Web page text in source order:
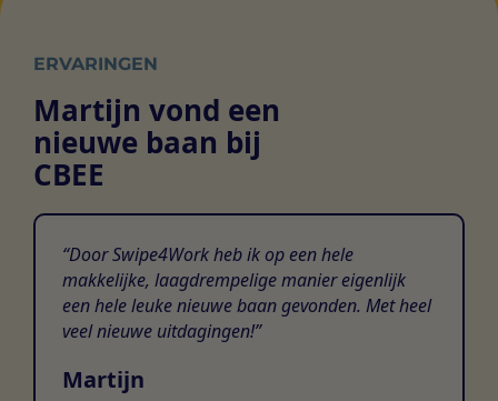
ERVARINGEN
Martijn vond een
nieuwe baan bij
CBEE
Door Swipe4Work heb ik op een hele
makkelijke, laagdrempelige manier eigenlijk
een hele leuke nieuwe baan gevonden. Met heel
veel nieuwe uitdagingen!
Martijn